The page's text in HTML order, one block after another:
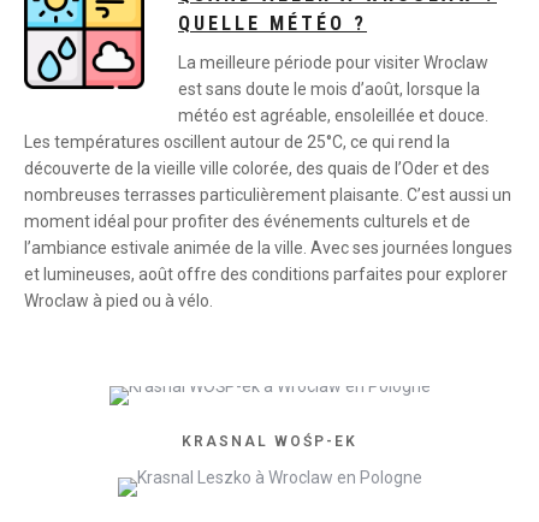
QUELLE MÉTÉO ?
La meilleure période pour visiter Wroclaw
est sans doute le mois d’août, lorsque la
météo est agréable, ensoleillée et douce.
Les températures oscillent autour de 25°C, ce qui rend la
découverte de la vieille ville colorée, des quais de l’Oder et des
nombreuses terrasses particulièrement plaisante. C’est aussi un
moment idéal pour profiter des événements culturels et de
l’ambiance estivale animée de la ville. Avec ses journées longues
et lumineuses, août offre des conditions parfaites pour explorer
Wroclaw à pied ou à vélo.
KRASNAL WOŚP-EK